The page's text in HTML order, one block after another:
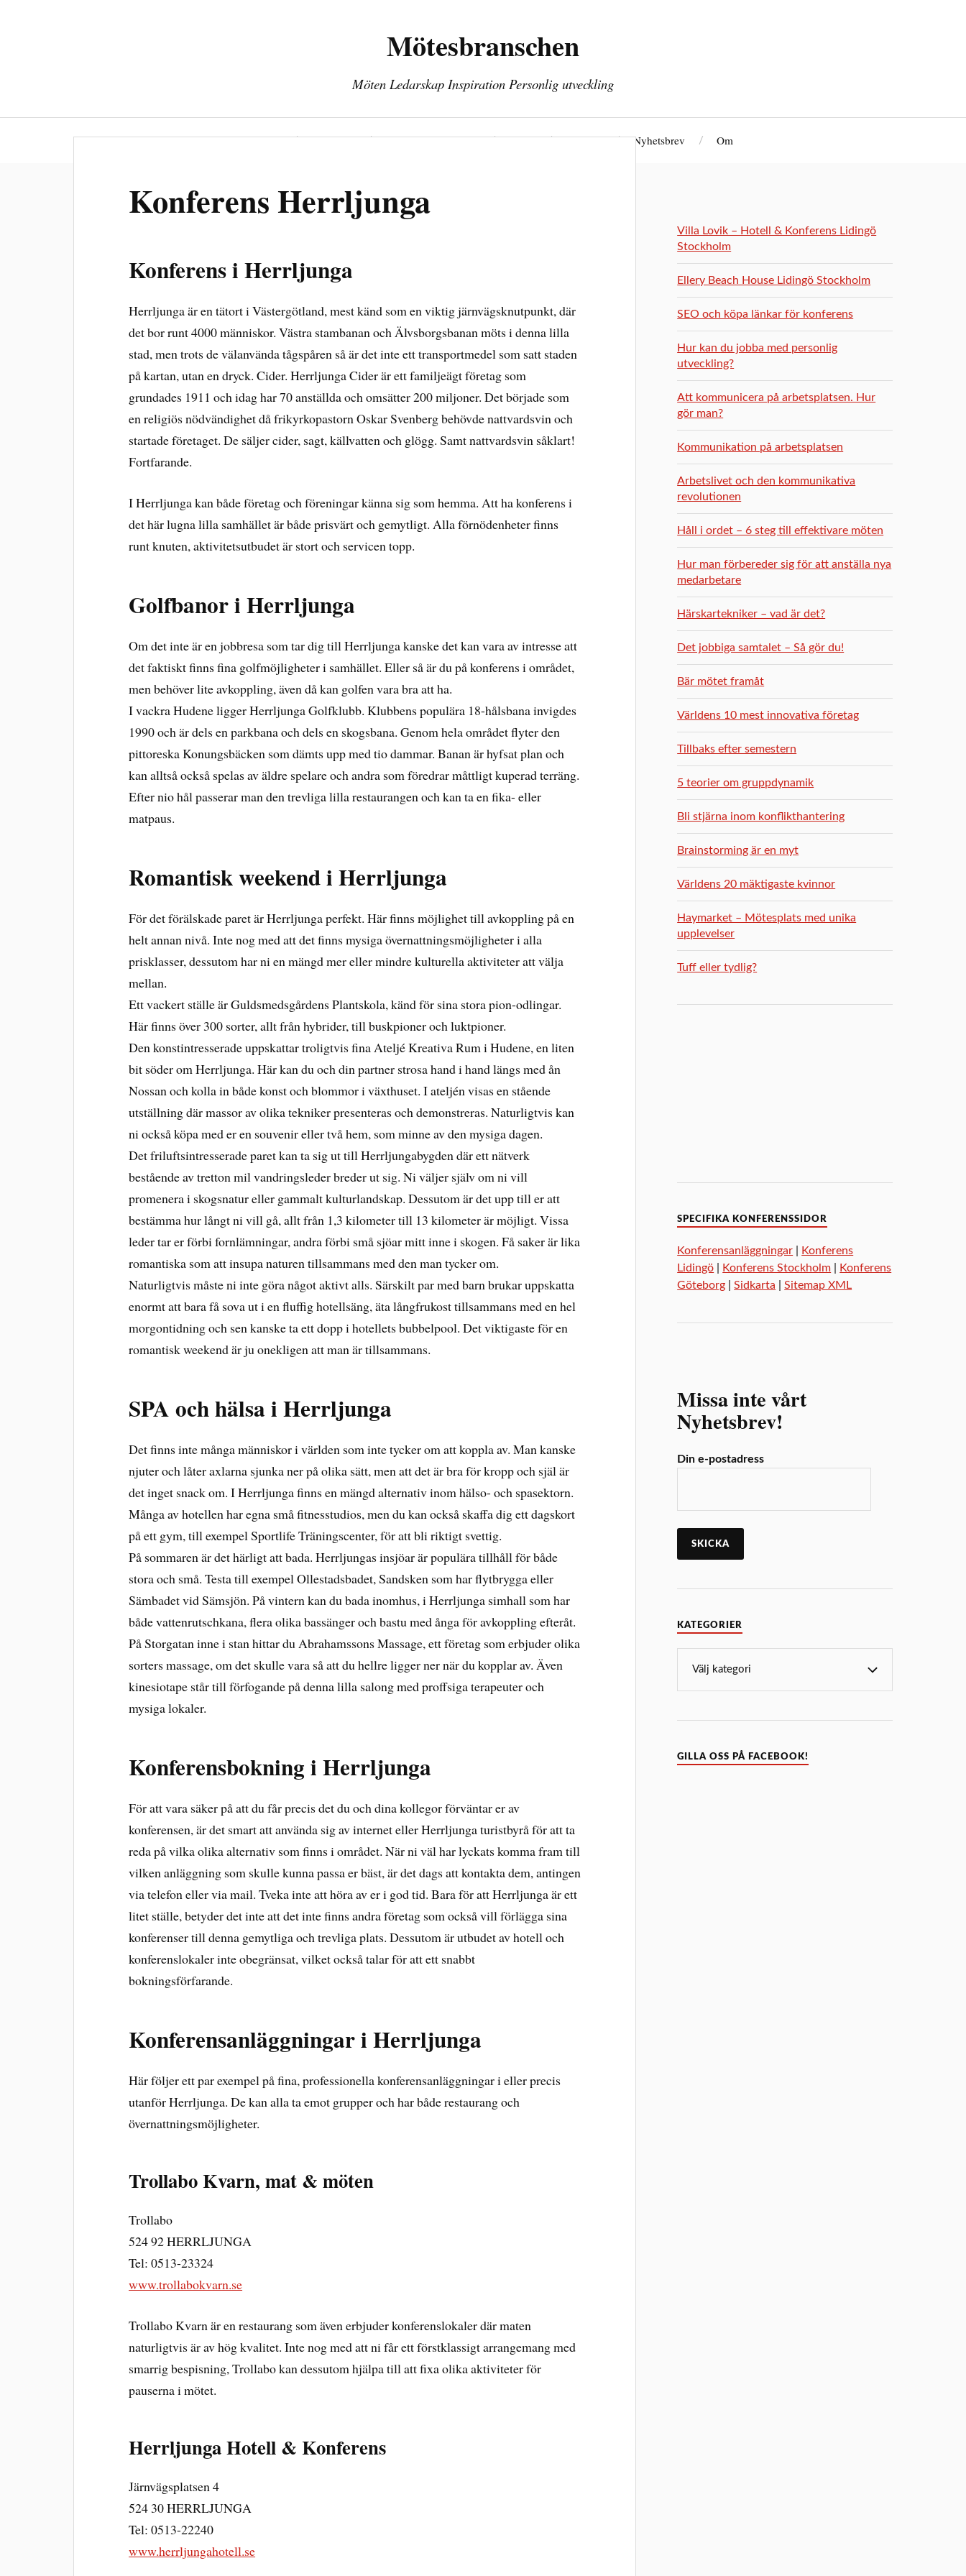
Mötesbranschen
Möten Ledarskap Inspiration Personlig utveckling
Ledarskap Möten Personlig utveckling Hälsa Kontakt Nyhetsbrev Om
Konferens Herrljunga
Konferens i Herrljunga
Herrljunga är en tätort i Västergötland, mest känd som en viktig järnvägsknutpunkt, där
det bor runt 4000 människor. Västra stambanan och Älvsborgsbanan möts i denna lilla
stad, men trots de välanvända tågspåren så är det inte ett transportmedel som satt staden
på kartan, utan en dryck. Cider. Herrljunga Cider är ett familjeägt företag som
grundades 1911 och idag har 70 anställda och omsätter 200 miljoner. Det började som
en religiös nödvändighet då frikyrkopastorn Oskar Svenberg behövde nattvardsvin och
startade företaget. De säljer cider, sagt, källvatten och glögg. Samt nattvardsvin såklart!
Fortfarande.
I Herrljunga kan både företag och föreningar känna sig som hemma. Att ha konferens i
det här lugna lilla samhället är både prisvärt och gemytligt. Alla förnödenheter finns
runt knuten, aktivitetsutbudet är stort och servicen topp.
Golfbanor i Herrljunga
Om det inte är en jobbresa som tar dig till Herrljunga kanske det kan vara av intresse att
det faktiskt finns fina golfmöjligheter i samhället. Eller så är du på konferens i området,
men behöver lite avkoppling, även då kan golfen vara bra att ha.
I vackra Hudene ligger Herrljunga Golfklubb. Klubbens populära 18-hålsbana invigdes
1990 och är dels en parkbana och dels en skogsbana. Genom hela området flyter den
pittoreska Konungsbäcken som dämts upp med tio dammar. Banan är hyfsat plan och
kan alltså också spelas av äldre spelare och andra som föredrar måttligt kuperad terräng.
Efter nio hål passerar man den trevliga lilla restaurangen och kan ta en fika- eller
matpaus.
Romantisk weekend i Herrljunga
För det förälskade paret är Herrljunga perfekt. Här finns möjlighet till avkoppling på en
helt annan nivå. Inte nog med att det finns mysiga övernattningsmöjligheter i alla
prisklasser, dessutom har ni en mängd mer eller mindre kulturella aktiviteter att välja
mellan.
Ett vackert ställe är Guldsmedsgårdens Plantskola, känd för sina stora pion-odlingar.
Här finns över 300 sorter, allt från hybrider, till buskpioner och luktpioner.
Den konstintresserade uppskattar troligtvis fina Ateljé Kreativa Rum i Hudene, en liten
bit söder om Herrljunga. Här kan du och din partner strosa hand i hand längs med ån
Nossan och kolla in både konst och blommor i växthuset. I ateljén visas en stående
utställning där massor av olika tekniker presenteras och demonstreras. Naturligtvis kan
ni också köpa med er en souvenir eller två hem, som minne av den mysiga dagen.
Det friluftsintresserade paret kan ta sig ut till Herrljungabygden där ett nätverk
bestående av tretton mil vandringsleder breder ut sig. Ni väljer själv om ni vill
promenera i skogsnatur eller gammalt kulturlandskap. Dessutom är det upp till er att
bestämma hur långt ni vill gå, allt från 1,3 kilometer till 13 kilometer är möjligt. Vissa
leder tar er förbi fornlämningar, andra förbi små sjöar mitt inne i skogen. Få saker är lika
romantiska som att insupa naturen tillsammans med den man tycker om.
Naturligtvis måste ni inte göra något aktivt alls. Särskilt par med barn brukar uppskatta
enormt att bara få sova ut i en fluffig hotellsäng, äta långfrukost tillsammans med en hel
morgontidning och sen kanske ta ett dopp i hotellets bubbelpool. Det viktigaste för en
romantisk weekend är ju onekligen att man är tillsammans.
SPA och hälsa i Herrljunga
Det finns inte många människor i världen som inte tycker om att koppla av. Man kanske
njuter och låter axlarna sjunka ner på olika sätt, men att det är bra för kropp och själ är
det inget snack om. I Herrljunga finns en mängd alternativ inom hälso- och spasektorn.
Många av hotellen har egna små fitnesstudios, men du kan också skaffa dig ett dagskort
på ett gym, till exempel Sportlife Träningscenter, för att bli riktigt svettig.
På sommaren är det härligt att bada. Herrljungas insjöar är populära tillhåll för både
stora och små. Testa till exempel Ollestadsbadet, Sandsken som har flytbrygga eller
Sämbadet vid Sämsjön. På vintern kan du bada inomhus, i Herrljunga simhall som har
både vattenrutschkana, flera olika bassänger och bastu med ånga för avkoppling efteråt.
På Storgatan inne i stan hittar du Abrahamssons Massage, ett företag som erbjuder olika
sorters massage, om det skulle vara så att du hellre ligger ner när du kopplar av. Även
kinesiotape står till förfogande på denna lilla salong med proffsiga terapeuter och
mysiga lokaler.
Konferensbokning i Herrljunga
För att vara säker på att du får precis det du och dina kollegor förväntar er av
konferensen, är det smart att använda sig av internet eller Herrljunga turistbyrå för att ta
reda på vilka olika alternativ som finns i området. När ni väl har lyckats komma fram till
vilken anläggning som skulle kunna passa er bäst, är det dags att kontakta dem, antingen
via telefon eller via mail. Tveka inte att höra av er i god tid. Bara för att Herrljunga är ett
litet ställe, betyder det inte att det inte finns andra företag som också vill förlägga sina
konferenser till denna gemytliga och trevliga plats. Dessutom är utbudet av hotell och
konferenslokaler inte obegränsat, vilket också talar för att ett snabbt
bokningsförfarande.
Konferensanläggningar i Herrljunga
Här följer ett par exempel på fina, professionella konferensanläggningar i eller precis
utanför Herrljunga. De kan alla ta emot grupper och har både restaurang och
övernattningsmöjligheter.
Trollabo Kvarn, mat & möten
Trollabo
524 92 HERRLJUNGA
Tel: 0513-23324
www.trollabokvarn.se
Trollabo Kvarn är en restaurang som även erbjuder konferenslokaler där maten
naturligtvis är av hög kvalitet. Inte nog med att ni får ett förstklassigt arrangemang med
smarrig bespisning, Trollabo kan dessutom hjälpa till att fixa olika aktiviteter för
pauserna i mötet.
Herrljunga Hotell & Konferens
Järnvägsplatsen 4
524 30 HERRLJUNGA
Tel: 0513-22240
www.herrljungahotell.se
Villa Lovik – Hotell & Konferens Lidingö
Stockholm
Ellery Beach House Lidingö Stockholm
SEO och köpa länkar för konferens
Hur kan du jobba med personlig
utveckling?
Att kommunicera på arbetsplatsen. Hur
gör man?
Kommunikation på arbetsplatsen
Arbetslivet och den kommunikativa
revolutionen
Håll i ordet – 6 steg till effektivare möten
Hur man förbereder sig för att anställa nya
medarbetare
Härskartekniker – vad är det?
Det jobbiga samtalet – Så gör du!
Bär mötet framåt
Världens 10 mest innovativa företag
Tillbaks efter semestern
5 teorier om gruppdynamik
Bli stjärna inom konflikthantering
Brainstorming är en myt
Världens 20 mäktigaste kvinnor
Haymarket – Mötesplats med unika
upplevelser
Tuff eller tydlig?
SPECIFIKA KONFERENSSIDOR
Konferensanläggningar
Konferens
Lidingö
Konferens Stockholm
Konferens
Göteborg |Sidkarta |Sitemap XML
Missa inte vårt
Nyhetsbrev!
Din e-postadress
KATEGORIER
GILLA OSS PÅ FACEBOOK!